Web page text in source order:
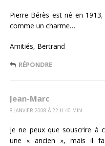
Pierre Bérès est né en
comme un charme…
Amitiés, Bertrand
RÉPONDRE
Jean-Marc
8 JANVIER 2008 Á 22 H 40 MIN
Je ne peux que souscrire à
une « ancien », mais il